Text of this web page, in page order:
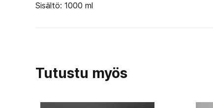
Sisältö: 1000 ml
Tutustu myös